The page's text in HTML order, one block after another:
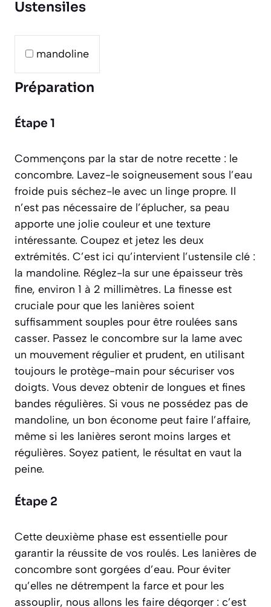
Ustensiles
mandoline
Préparation
Étape 1
Commençons par la star de notre recette : le
concombre. Lavez-le soigneusement sous l’eau
froide puis séchez-le avec un linge propre. Il
n’est pas nécessaire de l’éplucher, sa peau
apporte une jolie couleur et une texture
intéressante. Coupez et jetez les deux
extrémités. C’est ici qu’intervient l’ustensile clé :
la mandoline. Réglez-la sur une épaisseur très
fine, environ 1 à 2 millimètres. La finesse est
cruciale pour que les lanières soient
suffisamment souples pour être roulées sans
casser. Passez le concombre sur la lame avec
un mouvement régulier et prudent, en utilisant
toujours le protège-main pour sécuriser vos
doigts. Vous devez obtenir de longues et fines
bandes régulières. Si vous ne possédez pas de
mandoline, un bon économe peut faire l’affaire,
même si les lanières seront moins larges et
régulières. Soyez patient, le résultat en vaut la
peine.
Étape 2
Cette deuxième phase est essentielle pour
garantir la réussite de vos roulés. Les lanières de
concombre sont gorgées d’eau. Pour éviter
qu’elles ne détrempent la farce et pour les
assouplir, nous allons les faire dégorger : c’est